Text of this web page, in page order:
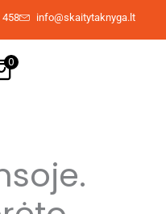
458 info@skaitytaknyga.lt
0